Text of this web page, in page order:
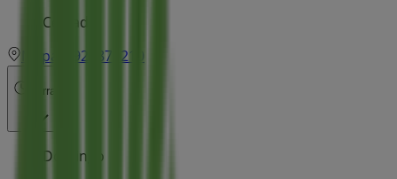
Cerrado
Mapa
926870210
Cerrado
Domingo